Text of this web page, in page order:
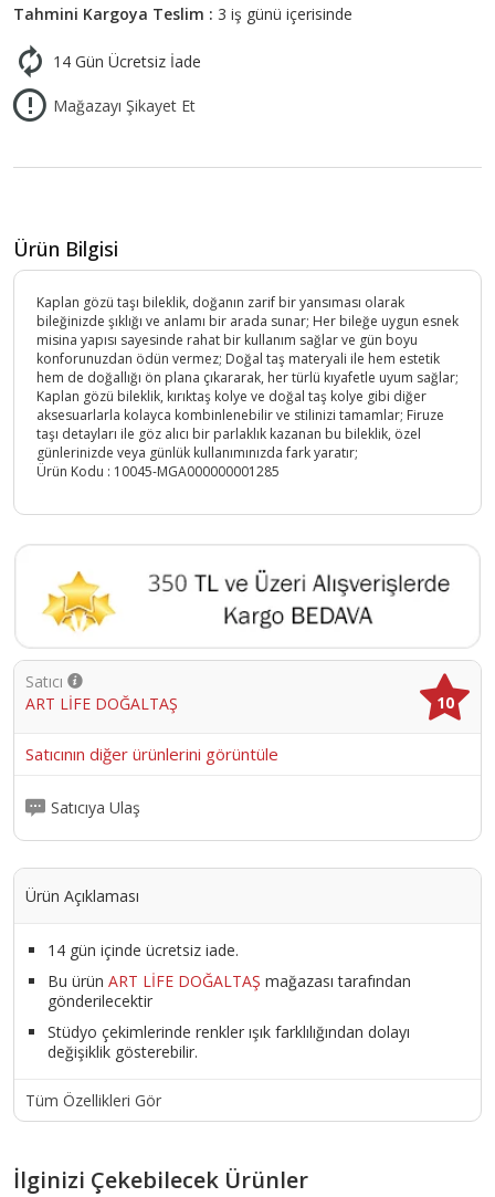
Tahmini Kargoya Teslim : 3 iş günü içerisinde
14 Gün Ücretsiz İade
Mağazayı Şikayet Et
Ürün Bilgisi
Kaplan gözü taşı bileklik, doğanın zarif bir yansıması olarak
bileğinizde şıklığı ve anlamı bir arada sunar; Her bileğe uygun esnek
misina yapısı sayesinde rahat bir kullanım sağlar ve gün boyu
konforunuzdan ödün vermez; Doğal taş materyali ile hem estetik
hem de doğallığı ön plana çıkararak, her türlü kıyafetle uyum sağlar;
Kaplan gözü bileklik, kırıktaş kolye ve doğal taş kolye gibi diğer
aksesuarlarla kolayca kombinlenebilir ve stilinizi tamamlar; Firuze
taşı detayları ile göz alıcı bir parlaklık kazanan bu bileklik, özel
günlerinizde veya günlük kullanımınızda fark yaratır;
Ürün Kodu : 10045-MGA000000001285
Satıcı
ART LİFE DOĞALTAŞ
10
Satıcının diğer ürünlerini görüntüle
Satıcıya Ulaş
Ürün Açıklaması
14 gün içinde ücretsiz iade.
Bu ürün ART LİFE DOĞALTAŞ mağazası tarafından
gönderilecektir
Stüdyo çekimlerinde renkler ışık farklılığından dolayı
değişiklik gösterebilir.
Tüm Özellikleri Gör
İlginizi Çekebilecek Ürünler